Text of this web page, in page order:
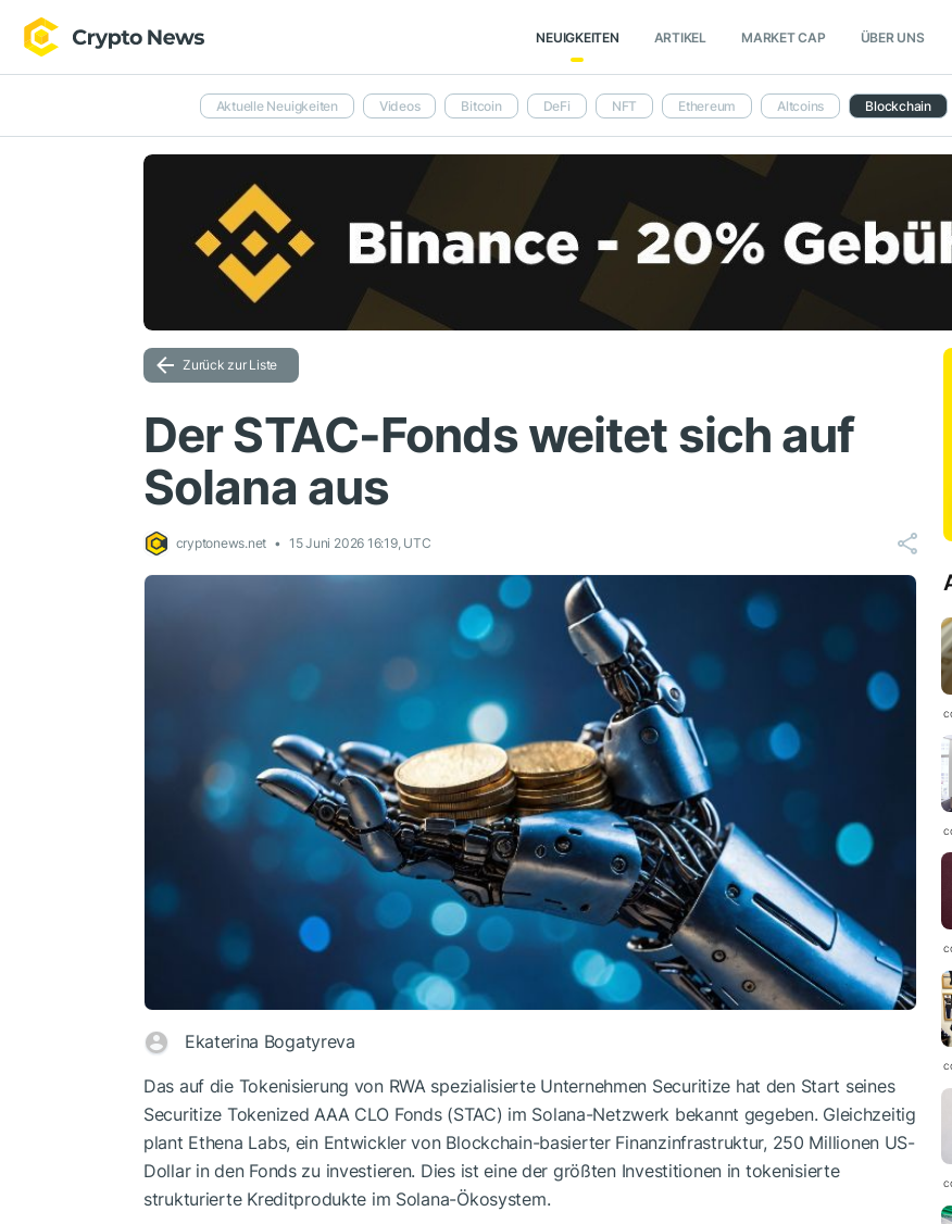
NEUIGKEITEN ARTIKEL MARKET CAP ÜBER UNS
Aktuelle Neuigkeiten Videos Bitcoin DeFi NFT Ethereum Altcoins Blockchain
Zurück zur Liste
Der STAC-Fonds weitet sich auf
Solana aus
cryptonews.net 15 Juni 2026 16:19, UTC
Ekaterina Bogatyreva
Das auf die Tokenisierung von RWA spezialisierte Unternehmen Securitize hat den Start seines
Securitize Tokenized AAA CLO Fonds (STAC) im Solana-Netzwerk bekannt gegeben. Gleichzeitig
plant Ethena Labs, ein Entwickler von Blockchain-basierter Finanzinfrastruktur, 250 Millionen US-
Dollar in den Fonds zu investieren. Dies ist eine der größten Investitionen in tokenisierte
strukturierte Kreditprodukte im Solana-Ökosystem.